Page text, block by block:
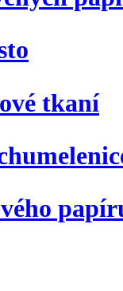
tkaní